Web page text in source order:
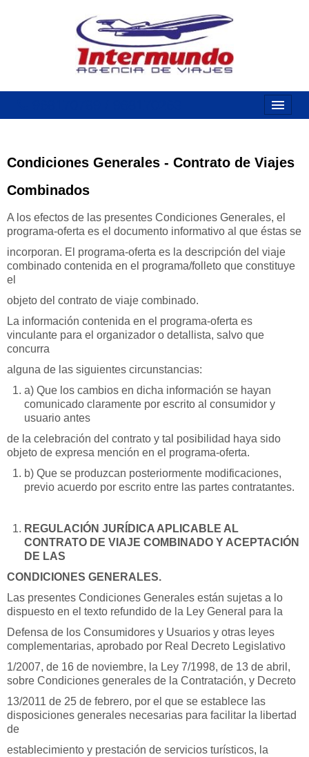
Costas
Vuelos
Islas
Grandes Viajes
Condiciones Generales - Contrato de Viajes
Combinados
A los efectos de las presentes Condiciones Generales, el
programa-oferta es el documento informativo al que éstas se
incorporan. El programa-oferta es la descripción del viaje
combinado contenida en el programa/folleto que constituye
el
objeto del contrato de viaje combinado.
La información contenida en el programa-oferta es
vinculante para el organizador o detallista, salvo que
concurra
alguna de las siguientes circunstancias:
a) Que los cambios en dicha información se hayan
comunicado claramente por escrito al consumidor y
usuario antes
de la celebración del contrato y tal posibilidad haya sido
objeto de expresa mención en el programa-oferta.
b) Que se produzcan posteriormente modificaciones,
previo acuerdo por escrito entre las partes contratantes.
REGULACIÓN JURÍDICA APLICABLE AL
CONTRATO DE VIAJE COMBINADO Y ACEPTACIÓN
DE LAS
CONDICIONES GENERALES.
Las presentes Condiciones Generales están sujetas a lo
dispuesto en el texto refundido de la Ley General para la
Defensa de los Consumidores y Usuarios y otras leyes
complementarias, aprobado por Real Decreto Legislativo
1/2007, de 16 de noviembre, la Ley 7/1998, de 13 de abril,
sobre Condiciones generales de la Contratación, y Decreto
13/2011 de 25 de febrero, por el que se establece las
disposiciones generales necesarias para facilitar la libertad
de
establecimiento y prestación de servicios turísticos, la